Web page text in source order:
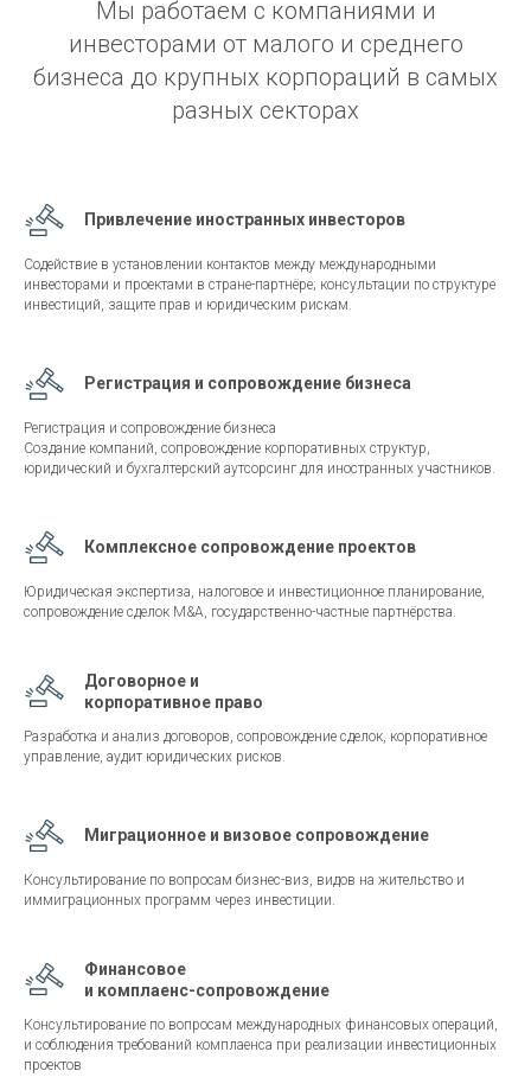
Мы работаем с компаниями и
инвесторами от малого и среднего
бизнеса до крупных корпораций в самых
разных секторах
Привлечение иностранных инвесторов
Содействие в установлении контактов между международными
инвесторами и проектами в стране-партнёре; консультации по структуре
инвестиций, защите прав и юридическим рискам.
Регистрация и сопровождение бизнеса
Регистрация и сопровождение бизнеса
Создание компаний, сопровождение корпоративных структур,
юридический и бухгалтерский аутсорсинг для иностранных участников.
Комплексное сопровождение проектов
Юридическая экспертиза, налоговое и инвестиционное планирование,
сопровождение сделок M&A, государственно-частные партнёрства.
Договорное и
корпоративное право
Разработка и анализ договоров, сопровождение сделок, корпоративное
управление, аудит юридических рисков.
Миграционное и визовое сопровождение
Консультирование по вопросам бизнес-виз, видов на жительство и
иммиграционных программ через инвестиции.
Финансовое
и комплаенс-сопровождение
Консультирование по вопросам международных финансовых операций,
и соблюдения требований комплаенса при реализации инвестиционных
проектов